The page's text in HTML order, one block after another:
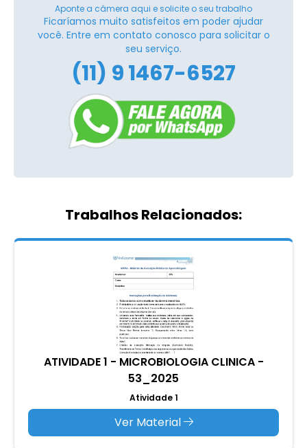
Aponte a câmera aqui e solicite o seu trabalho
Ficaríamos muito satisfeitos em poder ajudar
você. Entre em contato conosco para solicitar o
seu serviço.
(11) 9 1467-6527
Trabalhos Relacionados:
ATIVIDADE 1 - MICROBIOLOGIA CLINICA -
53_2025
Atividade 1
Ver Material